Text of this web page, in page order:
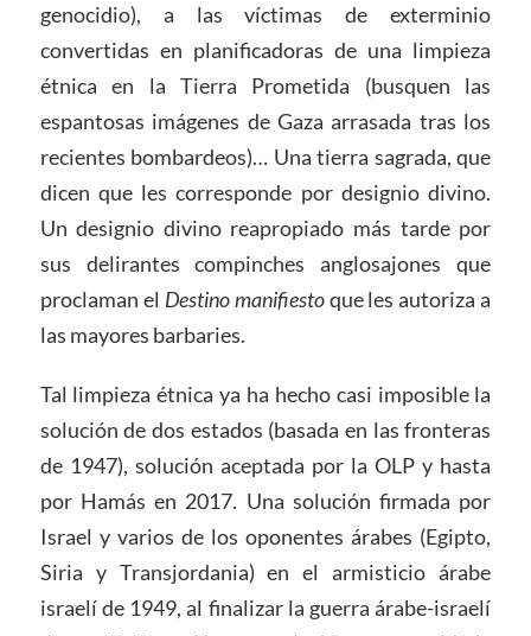
genocidio), a las víctimas de exterminio
convertidas en planificadoras de una limpieza
étnica en la Tierra Prometida (busquen las
espantosas imágenes de Gaza arrasada tras los
recientes bombardeos)… Una tierra sagrada, que
dicen que les corresponde por designio divino.
Un designio divino reapropiado más tarde por
sus delirantes compinches anglosajones que
proclaman el Destino manifiestoque les autoriza a
las mayores barbaries.
Tal limpieza étnica ya ha hecho casi imposible la
solución de dos estados (basada en las fronteras
de 1947), solución aceptada por la OLP y hasta
por Hamás en 2017. Una solución firmada por
Israel y varios de los oponentes árabes (Egipto,
Siria y Transjordania) en el armisticio árabe
israelí de 1949, al finalizar la guerra árabe-israelí